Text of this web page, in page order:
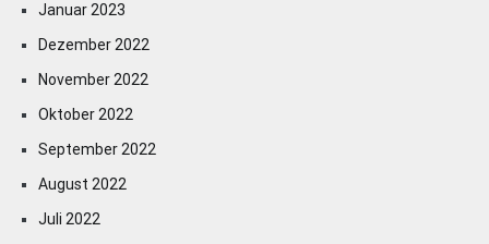
Januar 2023
Dezember 2022
November 2022
Oktober 2022
September 2022
August 2022
Juli 2022